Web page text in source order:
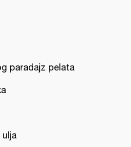
paradajz pelata
ulja